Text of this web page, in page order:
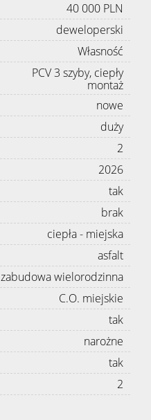
40 000 PLN
deweloperski
Własność
PCV 3 szyby, ciepły
montaż
nowe
duży
2
2026
tak
brak
ciepła - miejska
asfalt
zabudowa wielorodzinna
C.O. miejskie
tak
narożne
tak
2